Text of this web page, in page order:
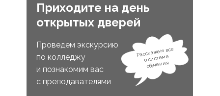
Приходите на день
открытых дверей
Проведем экскурсию
по колледжу
и познакомим вас
с преподавателями
Расскажем все
о системе
обучения